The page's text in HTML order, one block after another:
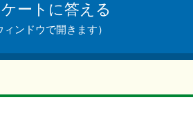
ートに答える
ィンドウで開きます）